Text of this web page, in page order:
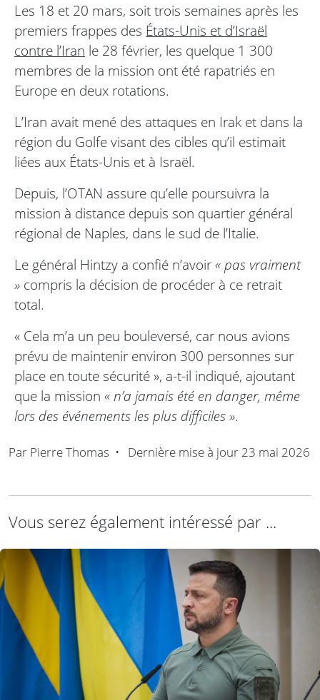
Les 18 et 20 mars, soit trois semaines après les
premiers frappes des États-Unis et d’Israël
contre l’Iran le 28 février, les quelque 1 300
membres de la mission ont été rapatriés en
Europe en deux rotations.
L’Iran avait mené des attaques en Irak et dans la
région du Golfe visant des cibles qu’il estimait
liées aux États-Unis et à Israël.
Depuis, l’OTAN assure qu’elle poursuivra la
mission à distance depuis son quartier général
régional de Naples, dans le sud de l’Italie.
Le général Hintzy a confié n’avoir« pas vraiment
» compris la décision de procéder à ce retrait
total.
« Cela m’a un peu bouleversé, car nous avions
prévu de maintenir environ 300 personnes sur
place en toute sécurité », a-t-il indiqué, ajoutant
que la mission « n’a jamais été en danger, même
lors des événements les plus difficiles ».
Par Pierre Thomas • Dernière mise à jour 23 mai 2026
Vous serez également intéressé par ...